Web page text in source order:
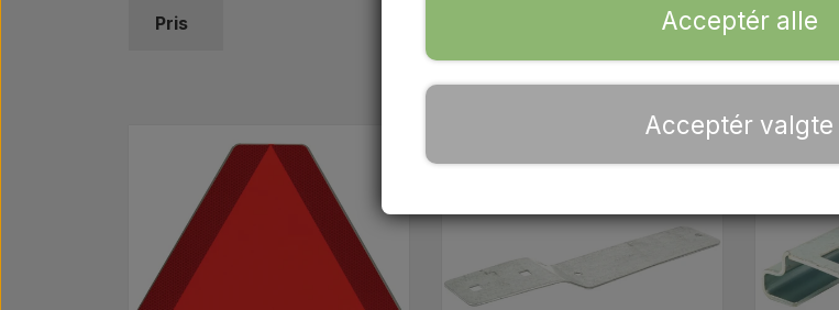
Pris Acceptér alle
Acceptér valgte